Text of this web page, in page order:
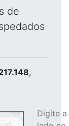
de
,
Digite